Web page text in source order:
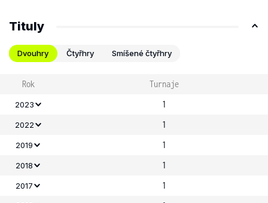
Tituly
Dvouhry Čtyřhry Smíšené čtyřhry
Rok Turnaje
2023 1
2022 1
2019 1
2018 1
2017 1